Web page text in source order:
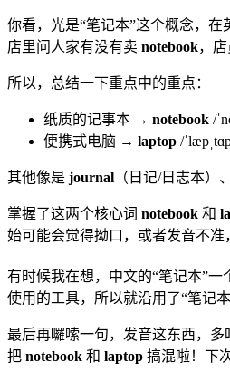
你看，光是“笔记本”这个概念，
店里问人家有没有卖 notebook，
所以，总结一下重点中的重点：
纸质的记事本 → notebook /
便携式电脑 → laptop /
其他像是 journal （日记/日志本）、
掌握了这两个核心词 notebook 和
始可能会觉得拗口，或者发音不
有时候我在想，中文的“笔记本”
使用的工具，所以就沿用了“笔记
最后再囉嗦一句，发音这东西，多
把 notebook 和 laptop 搞混啦！下